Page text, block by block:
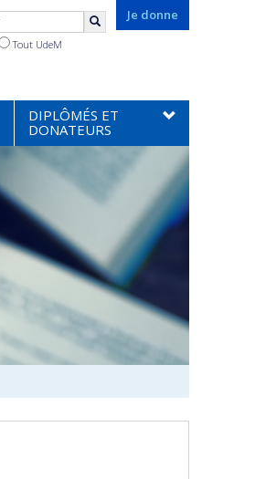
Je donne
Tout UdeM
DIPLÔMÉS ET
DONATEURS